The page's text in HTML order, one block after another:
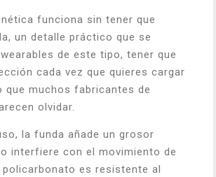
funciona sin tener que
un detalle práctico que se
de este tipo, tener que
cada vez que quieres cargar
que muchos fabricantes de
olvidar.
la funda añade un grosor
interfiere con el movimiento de
policarbonato es resistente al